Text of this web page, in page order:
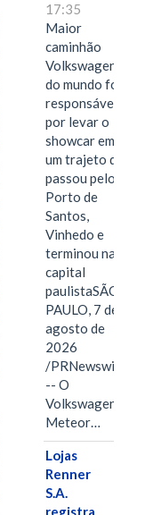
17:35
Maior
caminhão
Volkswagen
do mundo foi
responsável
por levar o
showcar em
um trajeto que
passou pelo
Porto de
Santos,
Vinhedo e
terminou na
capital
paulistaSÃO
PAULO, 7 de
agosto de
2026
/PRNewswire/
-- O
Volkswagen
Meteor…
Lojas
Renner
S.A.
registra